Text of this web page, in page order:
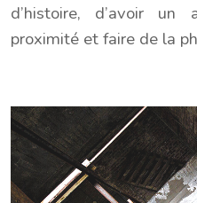
d’histoire, d’avoir
proximité et faire de la